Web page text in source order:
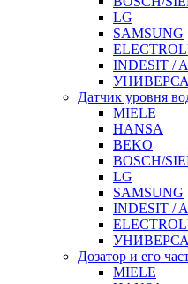
LG
SAMSUNG
INDESIT /
Датчик уровня
MIELE
HANSA
BEKO
BOSCH/
LG
SAMSUNG
INDESIT /
Дозатор и его
MIELE